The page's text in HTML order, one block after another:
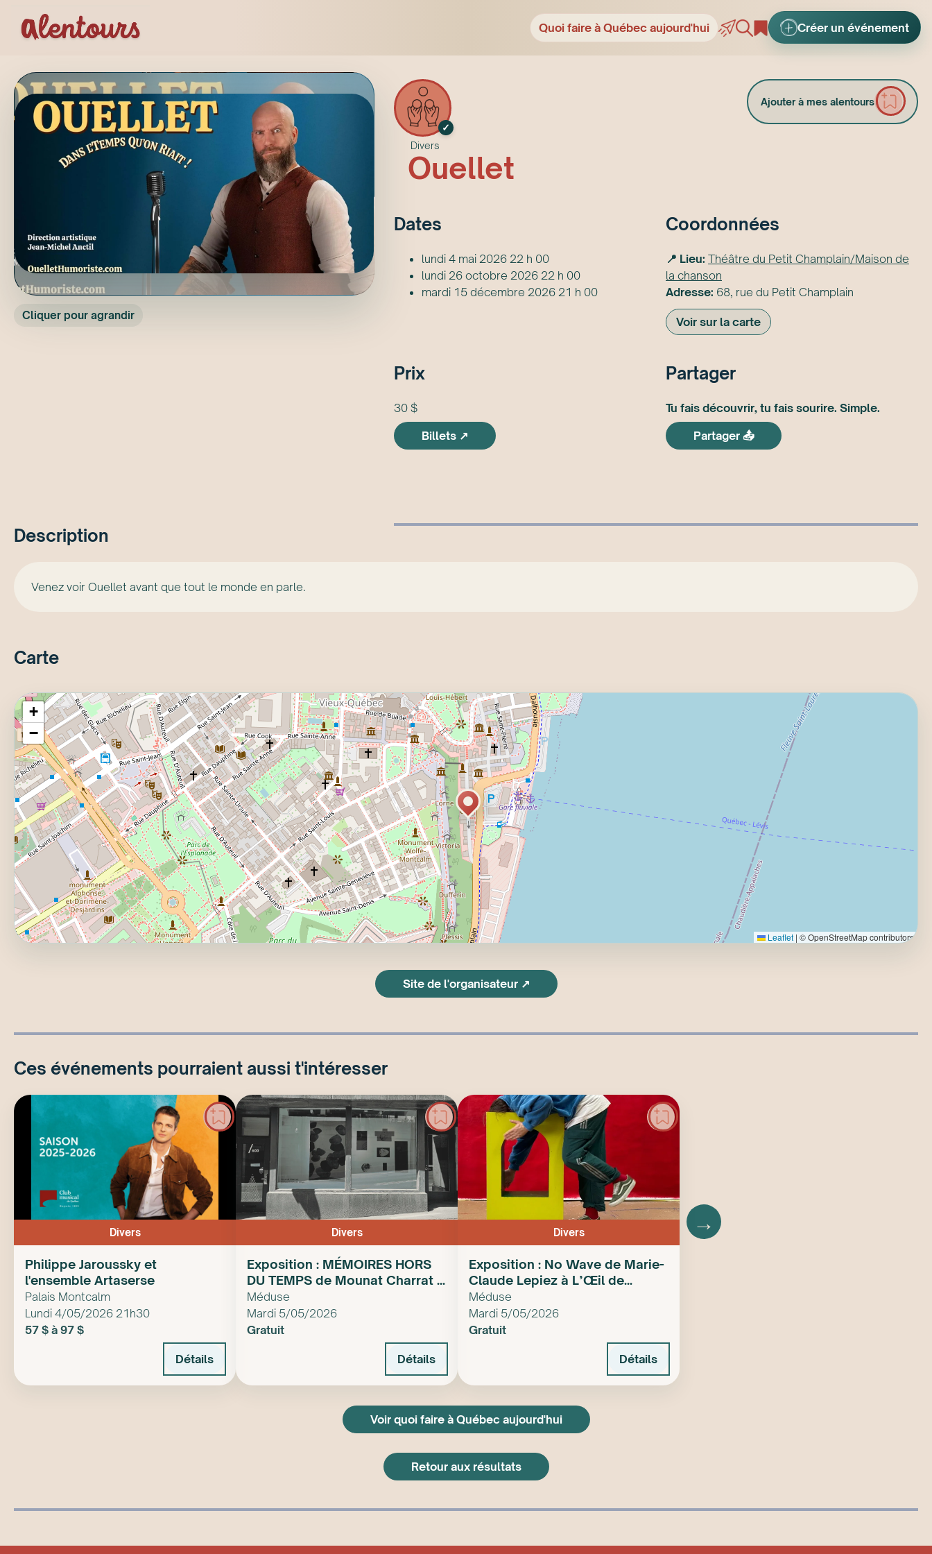
Quoi faire à Québec aujourd'hui Créer un événement
Cliquer pour agrandir
✓
Divers
Ajouter à mes alentours
Ouellet
Dates
lundi 4 mai 2026 22 h 00
lundi 26 octobre 2026 22 h 00
mardi 15 décembre 2026 21 h 00
Coordonnées
📍 Lieu: Théâtre du Petit Champlain/Maison de
la chanson
Adresse: 68, rue du Petit Champlain
Voir sur la carte
Prix
30 $
Billets ↗
Partager
Tu fais découvrir, tu fais sourire. Simple.
Partager 📤
Description
Venez voir Ouellet avant que tout le monde en parle.
Carte
+
−
Leaflet | © OpenStreetMap contributors
Site de l'organisateur ↗
Ces événements pourraient aussi t'intéresser
Divers
Philippe Jaroussky et
l'ensemble Artaserse
Palais Montcalm
Lundi 4/05/2026 21h30
57 $ à 97 $
Détails
Divers
Exposition : MÉMOIRES HORS
DU TEMPS de Mounat Charrat à
Manif d’art
Méduse
Mardi 5/05/2026
Gratuit
Détails
Divers
Exposition : No Wave de Marie-
Claude Lepiez à L’Œil de
poisson
Méduse
Mardi 5/05/2026
Gratuit
Détails
→
Voir quoi faire à Québec aujourd'hui
Retour aux résultats